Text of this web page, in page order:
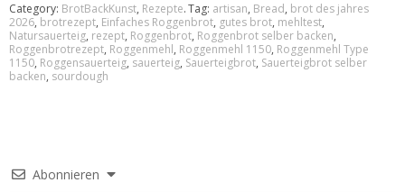
Category: BrotBackKunst, Rezepte.Tag: artisan, Bread, brot des jahres
2026, brotrezept, Einfaches Roggenbrot, gutes brot, mehltest,
Natursauerteig, rezept, Roggenbrot, Roggenbrot selber backen,
Roggenbrotrezept, Roggenmehl, Roggenmehl 1150, Roggenmehl Type
1150, Roggensauerteig, sauerteig, Sauerteigbrot, Sauerteigbrot selber
backen, sourdough
Abonnieren